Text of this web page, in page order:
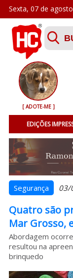
Sexta, 07 de
[ ADOTE-ME ]
EDIÇÕES
Segurança 03/
Quatro são
Mar Grosso,
Abordagem
resultou na
brinquedo